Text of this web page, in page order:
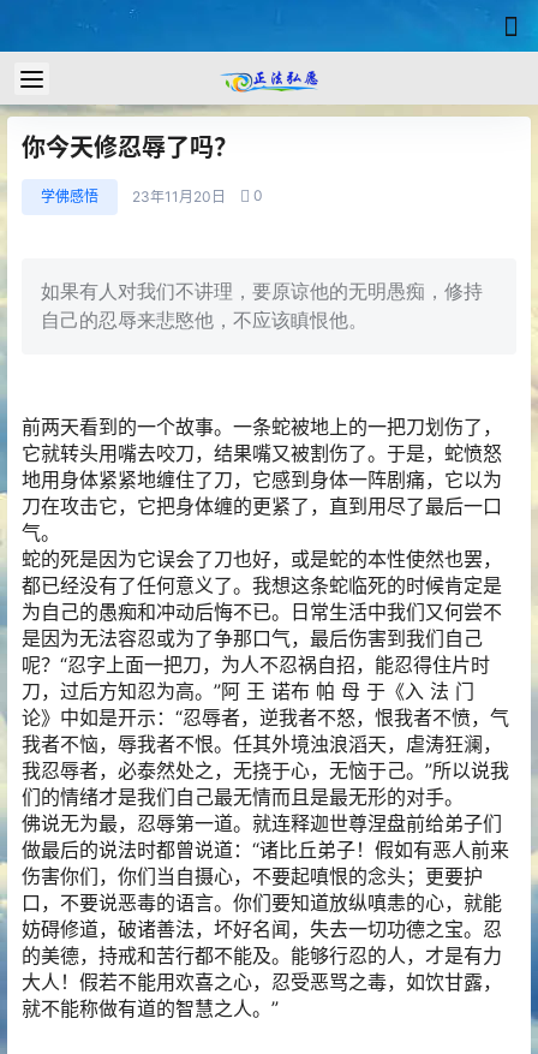
你今天修忍辱了吗？
学佛感悟 23年11月20日 0
如果有人对我们不讲理，要原谅他的无明愚痴，修持
自己的忍辱来悲愍他，不应该瞋恨他。
前两天看到的一个故事。一条蛇被地上的一把刀划伤了，
它就转头用嘴去咬刀，结果嘴又被割伤了。于是，蛇愤怒
地用身体紧紧地缠住了刀，它感到身体一阵剧痛，它以为
刀在攻击它，它把身体缠的更紧了，直到用尽了最后一口
气。
蛇的死是因为它误会了刀也好，或是蛇的本性使然也罢，
都已经没有了任何意义了。我想这条蛇临死的时候肯定是
为自己的愚痴和冲动后悔不已。日常生活中我们又何尝不
是因为无法容忍或为了争那口气，最后伤害到我们自己
呢？“忍字上面一把刀，为人不忍祸自招，能忍得住片时
刀，过后方知忍为高。”阿 王 诺布 帕 母 于《入 法 门
论》中如是开示：“忍辱者，逆我者不怒，恨我者不愤，气
我者不恼，辱我者不恨。任其外境浊浪滔天，虐涛狂澜，
我忍辱者，必泰然处之，无挠于心，无恼于己。”所以说我
们的情绪才是我们自己最无情而且是最无形的对手。
佛说无为最，忍辱第一道。就连释迦世尊涅盘前给弟子们
做最后的说法时都曾说道：“诸比丘弟子！假如有恶人前来
伤害你们，你们当自摄心，不要起嗔恨的念头；更要护
口，不要说恶毒的语言。你们要知道放纵嗔恚的心，就能
妨碍修道，破诸善法，坏好名闻，失去一切功德之宝。忍
的美德，持戒和苦行都不能及。能够行忍的人，才是有力
大人！假若不能用欢喜之心，忍受恶骂之毒，如饮甘露，
就不能称做有道的智慧之人。”